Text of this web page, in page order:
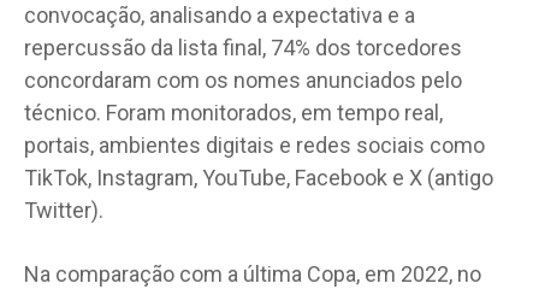
convocação, analisando a expectativa e a
repercussão da lista final, 74% dos torcedores
concordaram com os nomes anunciados pelo
técnico. Foram monitorados, em tempo real,
portais, ambientes digitais e redes sociais como
TikTok, Instagram, YouTube, Facebook e X (antigo
Twitter).
Na comparação com a última Copa, em 2022, no